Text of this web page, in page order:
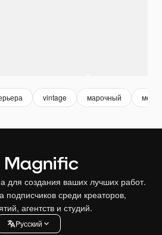
vintage марочный
для создания ваших лучших работ.
среди креаторов,
агентств и студий.
Pусский